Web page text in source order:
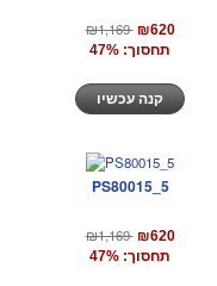
₪1,169 ₪620
תחסוך: 47%
PS80015_5
₪1,169 ₪620
תחסוך: 47%